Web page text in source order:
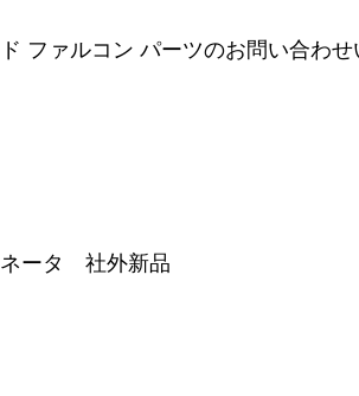
ファルコン パーツのお問い合わせ
ータ 社外新品